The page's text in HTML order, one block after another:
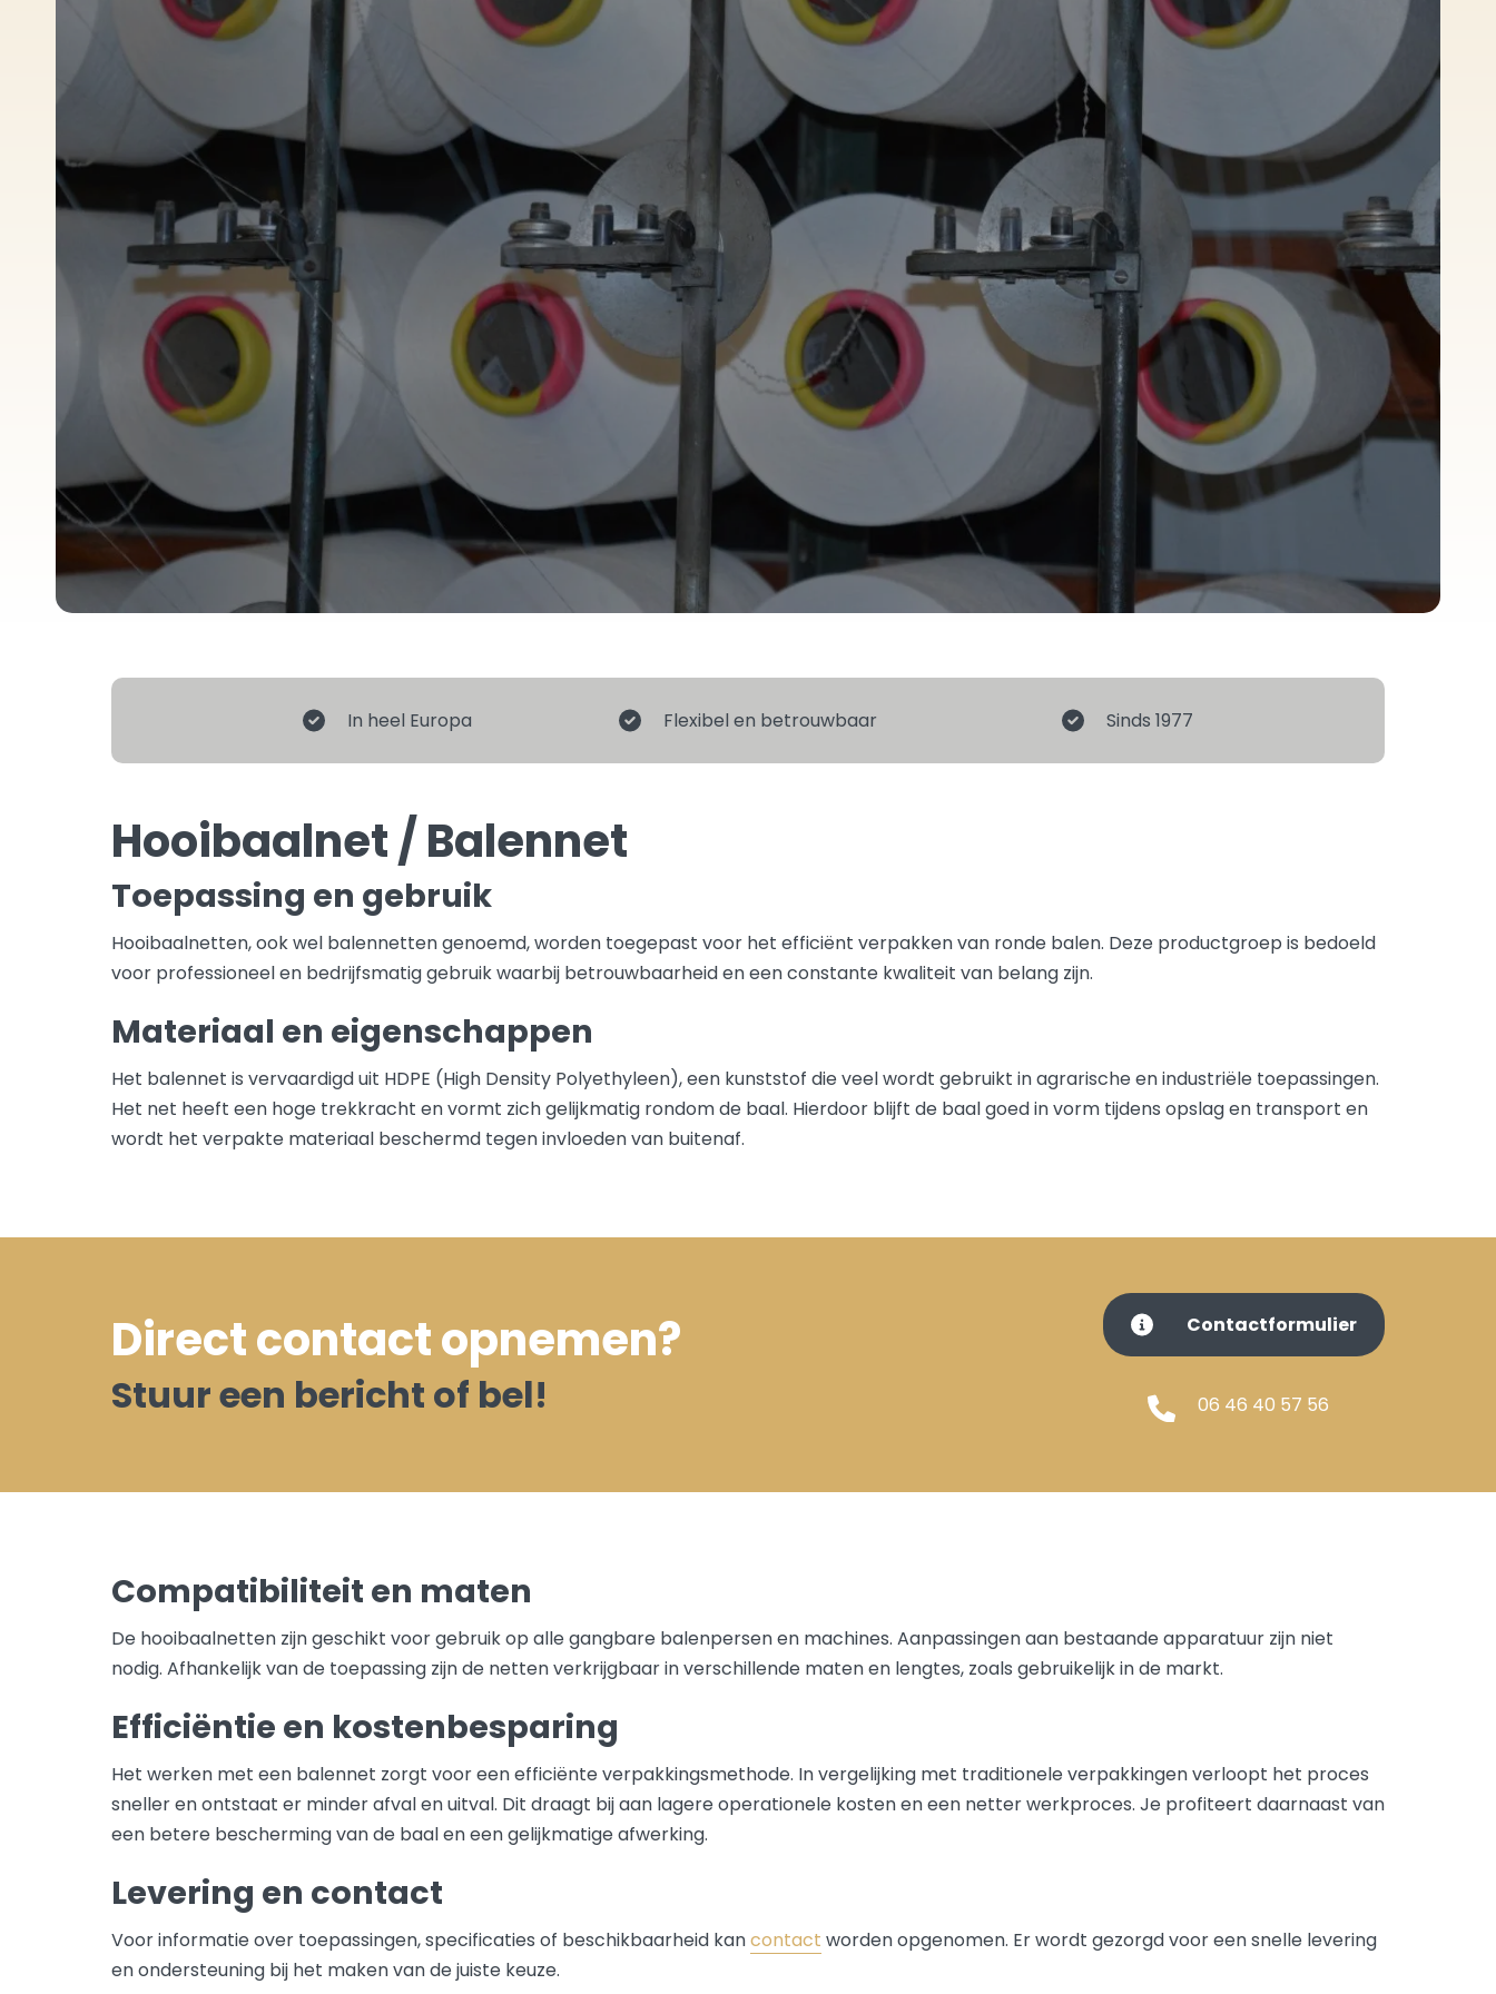
Netten voor vlees- en
kipverwerkende
industrie
In heel Europa Flexibel en betrouwbaar Sinds 1977
Hooibaalnet / Balennet
Toepassing en gebruik
Hooibaalnetten, ook wel balennetten genoemd, worden toegepast voor het efficiënt verpakken van ronde balen. Deze productgroep is bedoeld
voor professioneel en bedrijfsmatig gebruik waarbij betrouwbaarheid en een constante kwaliteit van belang zijn.
Materiaal en eigenschappen
Het balennet is vervaardigd uit HDPE (High Density Polyethyleen), een kunststof die veel wordt gebruikt in agrarische en industriële toepassingen.
Het net heeft een hoge trekkracht en vormt zich gelijkmatig rondom de baal. Hierdoor blijft de baal goed in vorm tijdens opslag en transport en
wordt het verpakte materiaal beschermd tegen invloeden van buitenaf.
Direct contact opnemen?
Stuur een bericht of bel!
Contactformulier
06 46 40 57 56
Compatibiliteit en maten
De hooibaalnetten zijn geschikt voor gebruik op alle gangbare balenpersen en machines. Aanpassingen aan bestaande apparatuur zijn niet
nodig. Afhankelijk van de toepassing zijn de netten verkrijgbaar in verschillende maten en lengtes, zoals gebruikelijk in de markt.
Efficiëntie en kostenbesparing
Het werken met een balennet zorgt voor een efficiënte verpakkingsmethode. In vergelijking met traditionele verpakkingen verloopt het proces
sneller en ontstaat er minder afval en uitval. Dit draagt bij aan lagere operationele kosten en een netter werkproces. Je profiteert daarnaast van
een betere bescherming van de baal en een gelijkmatige afwerking.
Levering en contact
Voor informatie over toepassingen, specificaties of beschikbaarheid kancontact worden opgenomen. Er wordt gezorgd voor een snelle levering
en ondersteuning bij het maken van de juiste keuze.